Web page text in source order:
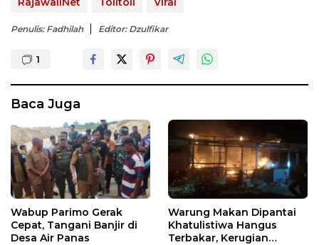
Penulis: Fadhilah Editor: Dzulfikar
1
Baca Juga
Wabup Parimo Gerak
Cepat, Tangani Banjir di
Desa Air Panas
Warung Makan Dipantai
Khatulistiwa Hangus
Terbakar, Kerugian